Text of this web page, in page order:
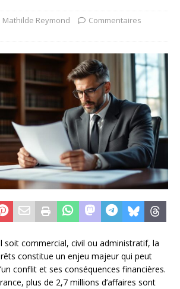
Mathilde Reymond
Commentaires
soit commercial, civil ou administratif, la
constitue un enjeu majeur qui peut
conflit et ses conséquences financières.
plus de 2,7 millions d’affaires sont